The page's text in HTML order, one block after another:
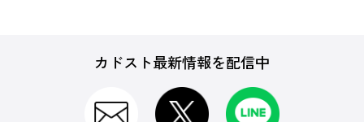
カドスト最新情報を配信中